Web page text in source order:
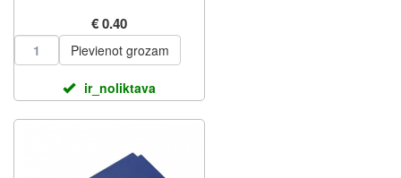
€ 0.40
Pievienot grozam
ir_noliktava